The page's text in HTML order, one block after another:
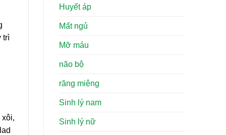
trì
xôi,
Huyết áp
Mất ngủ
Mỡ máu
não bộ
răng miệng
Sinh lý nam
Sinh lý nữ